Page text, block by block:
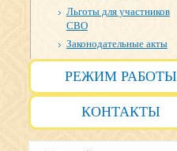
Льготы для участников
СВО
Законодательные акты
РЕЖИМ РАБОТЫ
КОНТАКТЫ